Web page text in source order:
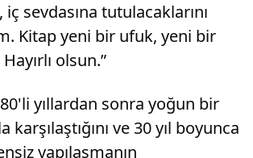
sevdasına tutulacaklarını
Kitap yeni bir ufuk, yeni bir
olsun.”
yıllardan sonra yoğun bir
karşılaştığını ve 30 yıl boyunca
yapılaşmanın